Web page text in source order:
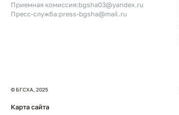
Приемная комиссия:bgsha03@yandex.ru
Пресс-служба:press-bgsha@mail.ru
© БГСХА, 2025
Карта сайта